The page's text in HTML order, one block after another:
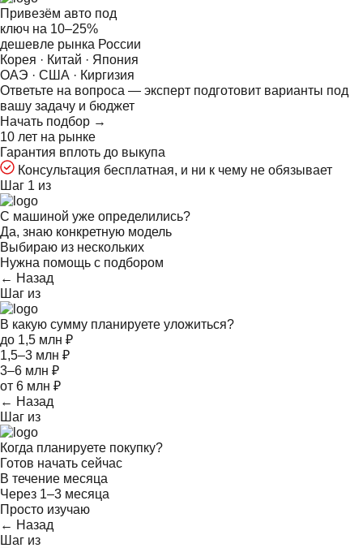
Привезём авто под
ключ на 10–25%
дешевле рынка России
Корея · Китай · Япония
ОАЭ · США · Киргизия
Ответьте на вопроса — эксперт подготовит варианты под
вашу задачу и бюджет
Начать подбор →
10 лет на рынке
Гарантия вплоть до выкупа
Консультация бесплатная, и ни к чему не обязывает
Шаг 1 из
С машиной уже определились?
Да, знаю конкретную модель
Выбираю из нескольких
Нужна помощь с подбором
← Назад
Шаг из
В какую сумму планируете уложиться?
до 1,5 млн ₽
1,5–3 млн ₽
3–6 млн ₽
от 6 млн ₽
← Назад
Шаг из
Когда планируете покупку?
Готов начать сейчас
В течение месяца
Через 1–3 месяца
Просто изучаю
← Назад
Шаг из